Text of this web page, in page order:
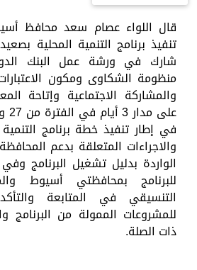
قال اللواء عصام سعد محافظ
تنفيذ برنامج التنمية المحلية
شارك في ورشة عمل البنك
منظومة الشكاوى ومكون الاعتبارات
والمشاركة الاجتماعية وإتاحة
في إطار تنفيذ خطة برنامج
والاجراءات المتعلقة بدعم
الواردة بدليل تشغيل البرنامج
للبرنامج بمحافظتي أسيوط
التنسيقي في المتابعة
للمشروعات الممولة من البرنامج
ذات الصلة.